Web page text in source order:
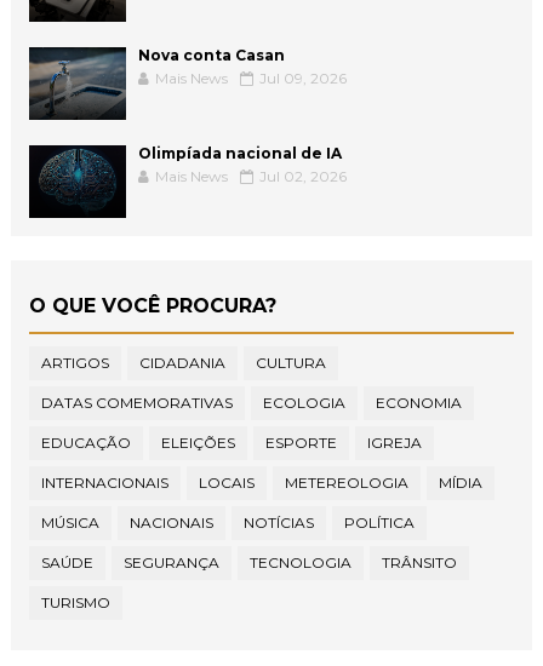
Nova conta Casan
Mais News
Jul 09, 2026
Olimpíada nacional de IA
Mais News
Jul 02, 2026
O QUE VOCÊ PROCURA?
ARTIGOS CIDADANIA CULTURA
DATAS COMEMORATIVAS ECOLOGIA ECONOMIA
EDUCAÇÃO ELEIÇÕES ESPORTE IGREJA
INTERNACIONAIS LOCAIS METEREOLOGIA MÍDIA
MÚSICA NACIONAIS NOTÍCIAS POLÍTICA
SAÚDE SEGURANÇA TECNOLOGIA TRÂNSITO
TURISMO